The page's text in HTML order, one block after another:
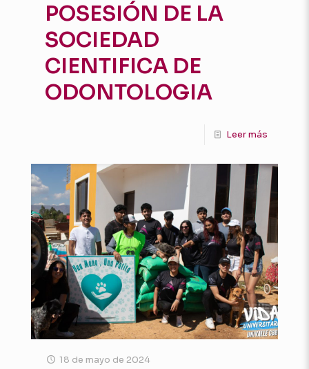
POSESIÓN DE LA
SOCIEDAD
CIENTIFICA DE
ODONTOLOGIA
Leer más
18 de mayo de 2024